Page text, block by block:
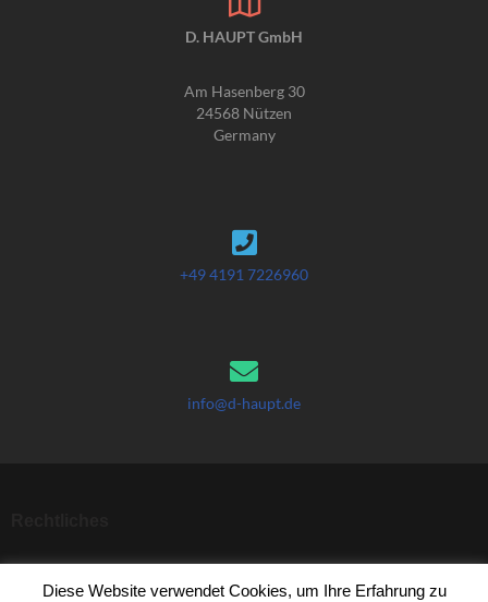
D. HAUPT GmbH
Am Hasenberg 30
24568 Nützen
Germany
+49 4191 7226960
info@d-haupt.de
Diese Website verwendet Cookies, um Ihre Erfahrung zu